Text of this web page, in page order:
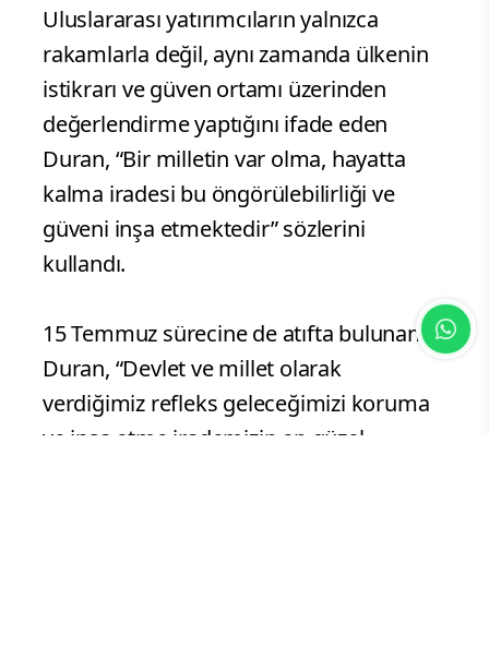
manipülasyonlara zaman zaman şahit
olunduğunu belirterek, “İletişim
Başkanlığımız manipülatif söylemlere,
spekülatif içeriklere ve finansal
dezenformasyonlara karşı ekonomi
iletişimini önemsemektedir” dedi.
Uluslararası yatırımcıların yalnızca
istikrarı ve güven ortamı üzerinden
değerlendirme yaptığını ifade eden
Duran, “Bir milletin var olma, hayatta
kalma iradesi bu öngörülebilirliği ve